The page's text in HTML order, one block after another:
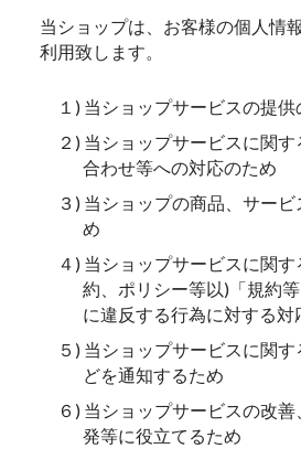
当ショップは、お客様の個人情
利用致します。
１) 当ショップサービスの提供
２) 当ショップサービスに関
合わせ等への対応のため
３) 当ショップの商品、サー
め
４) 当ショップサービスに関
約、ポリシー等以)「規約等
に違反する行為に対する対
５) 当ショップサービスに関
どを通知するため
６) 当ショップサービスの改
発等に役立てるため